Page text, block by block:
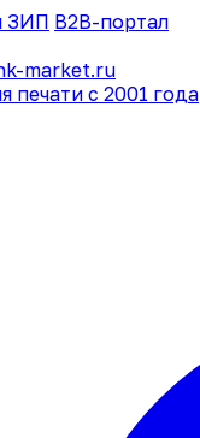
ЗИП B2B-портал
market.ru
печати с 2001 года